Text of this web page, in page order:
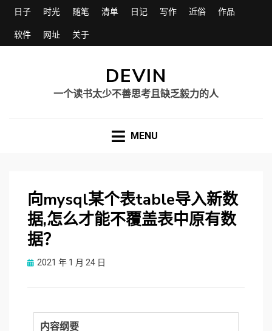
日子 时光 随笔 清单 日记 写作 近俗 作品
软件 网址 关于
DEVIN
一个读书太少不善思考且缺乏毅力的人
MENU
向mysql某个表table导入新数
据,怎么才能不覆盖表中原有数
据？
Posted
2021 年 1 月 24 日
内容纲要